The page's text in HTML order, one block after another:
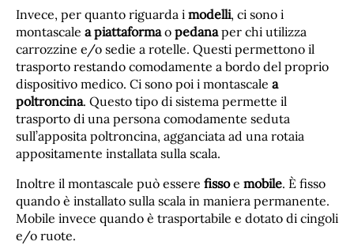
Invece, per quanto riguarda i modelli, ci sono i
montascale a piattaformao pedanaper chi utilizza
carrozzine e/o sedie a rotelle. Questi permettono il
trasporto restando comodamente a bordo del proprio
dispositivo medico. Ci sono poi i montascale a
poltroncina. Questo tipo di sistema permette il
trasporto di una persona comodamente seduta
sull’apposita poltroncina, agganciata ad una rotaia
appositamente installata sulla scala.
Inoltre il montascale può essere fissoe mobile. È fisso
quando è installato sulla scala in maniera permanente.
Mobile invece quando è trasportabile e dotato di cingoli
e/o ruote.